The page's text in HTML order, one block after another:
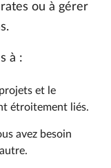
ou à gérer
à :
et le
étroitement liés.
avez besoin